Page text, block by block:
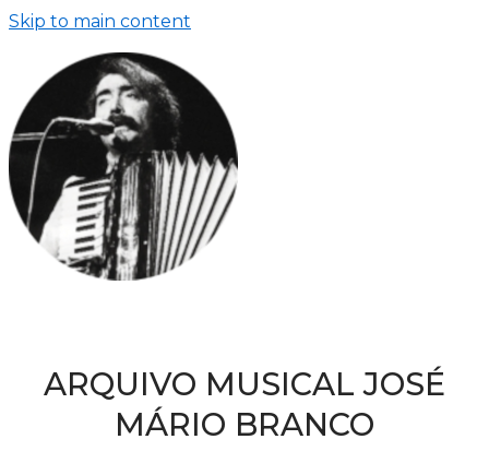
Skip to main content
ARQUIVO MUSICAL JOSÉ
MÁRIO BRANCO